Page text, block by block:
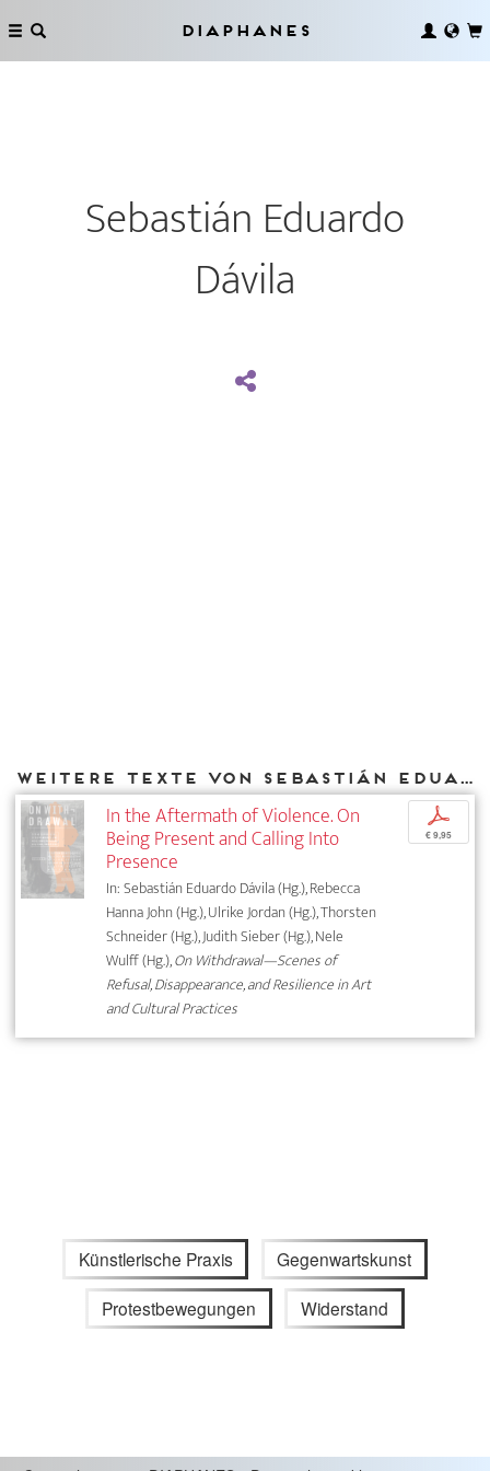
Diaphanes
Sebastián Eduardo
Dávila
Weitere Texte von Sebastián Eduardo Dávila bei DIAPHANES
In the Aftermath of Violence. On
Being Present and Calling Into
Presence
In: Sebastián Eduardo Dávila (Hg.), Rebecca
Hanna John (Hg.), Ulrike Jordan (Hg.), Thorsten
Schneider (Hg.), Judith Sieber (Hg.), Nele
Wulff (Hg.),On Withdrawal—Scenes of
Refusal, Disappearance, and Resilience in Art
and Cultural Practices
p
€ 9,95
Künstlerische Praxis Gegenwartskunst
Protestbewegungen Widerstand